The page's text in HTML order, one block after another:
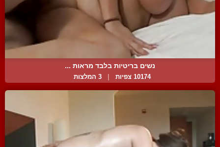
נשים בריטיות בלבד מראות ...
10174 צפיות | 3 המלצות